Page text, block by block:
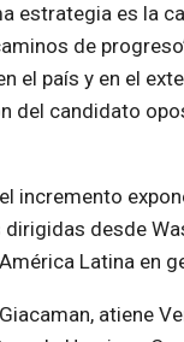
estrategia es la
de
el país y en el
del candidato
incremento
desde
Latina en
atiene